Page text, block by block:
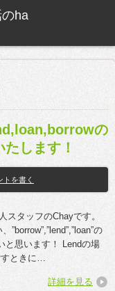
の
します！
トを書く
スタッフのChayです。
”borrow”,”lend”,”loan”の
と思います！ Lendの場
すときに…
詳細を見る